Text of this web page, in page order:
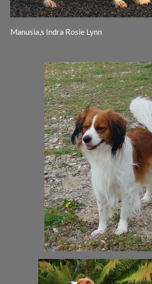
Manusia,s Indra Rosie Lynn